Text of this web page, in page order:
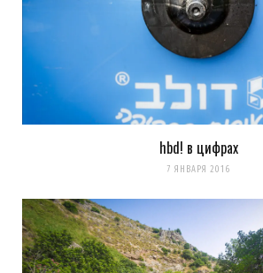
hbd! в цифрах
7 ЯНВАРЯ 2016